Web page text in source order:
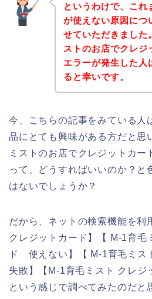
というわけで、これ
が使えない原因につ
せていただきました
ストのお店でクレジ
エラーが発生した人
ると幸いです。
今、こちらの記事をみている人
品にとても興味がある方だと思
ミストのお店でクレジットカー
って、どうすればいいのか？と
はないでしょうか？
だから、ネットの検索機能を利
クレジットカード】【 M-1育毛
ド 使えない】【 M-1育毛ミ
失敗】【M-1育毛ミスト クレ
という感じで調べてみたのだと